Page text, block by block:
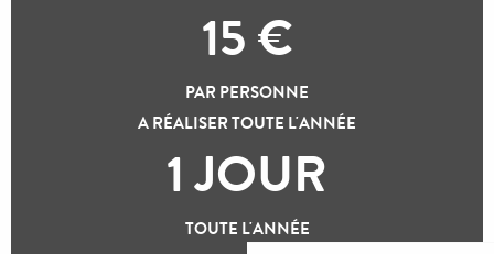
VIADUC DE MILLAU &
2 pépites au cœur des Grands Causses.
Une de nos associations d’expériences les plus demandées
entre patrimoine d’exception et prouesse architecturale.
15€
PAR PERSONNE
A RÉALISER TOUTE L'ANNÉE
1 JOUR
TOUTE L'ANNÉE